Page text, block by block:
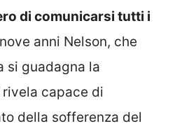
di comunicarsi tutti i
anni Nelson, che
si guadagna la
capace di
della sofferenza del